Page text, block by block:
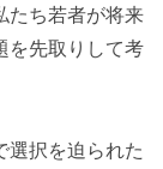
たち若者が将来
を先取りして考
選択を迫られた